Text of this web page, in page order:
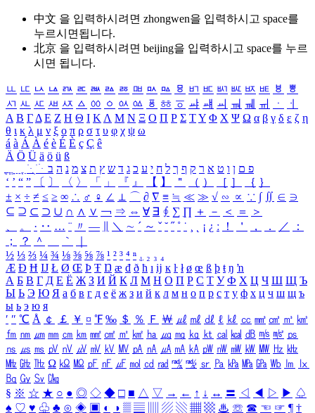
中文 을 입력하시려면 zhongwen을 입력하시고 space를
누르시면됩니다.
北京 을 입력하시려면 beijing을 입력하시고 space를 누르
시면 됩니다.
ㅥ ㅦ ㅧ ㅨ ㅩ ㅪ ㅫ ㅬ ㅭ ㅮ ㅯ ㅰ ㅱ ㅲ ㅳ ㅴ ㅵ ㅶ ㅷ ㅸ
ㅹ
ㅺ ㅻ ㅼ ㅽ ㅾ ㅿ ㆀ ㆁ ㆂ ㆃ ㆄ ㆅ ㆆ ㆇ ㆈ ㆉ ㆊ ㆋ ㆌ ㆍ
ㆎ
Α Β ΓΔ Ε Ζ Η Θ Ι ΚΛ Μ Ν Ξ Ο Π Ρ Σ ΤΥ Φ Χ Ψ Ω α β γ δ ε ζ η
θ ι κ λ μ ν ξ ο π ρ σ τ υ φ χ ψ ω
á à Á À é è É È ç Ç ê
Ä Ö Ü ä ö ü ß
ִֶֹ ֻּ ׁׂ פ ם ן ו ט א ר ק ף ך ל ח י ע כ ג ד ש ץ ת צ מ נ ה ב
‘ ’ “ ” 〔 〕 〈 〉 「 」 『 』 【 】 ＂ （ ） ［ ］ ｛ ｝
± × ÷ ≠ ≤ ≥ ∞ ∴ ♂ ♀ ∠ ⊥ ⌒ ∂ ∇ ≡ ≒ ≪ ≫ √ ∽ ∝ ∵ ∫ ∬ ∈ ∋
⊆ ⊇ ⊂ ⊃ ∪ ∩ ∧ ∨ ￢ ⇒ ⇔ ∀ ∃ ∮ ∑ ∏ ＋ － ＜ ＝
＞
、
。 · ‥ … ¨ 〃 ― ＼ ∼ ´ ～ ˇ ˘ ˝ ˚ ˙ ¸ ¡ ¿ ː ！ ＇ ， ． ／
：
；
？ ＾ ｀
½ ⅓ ⅔ ¼ ¾ ⅛ ⅜ ⅝ ⅞ ¹ ² ³ ⁴ ⁿ ₁ ₂ ₃ ₄
Æ Ð Ħ Ĳ Ł Ø Œ Þ Ŧ Ŋ æ đ ð ħ ı ĳ ĸ ŀ ł ø œ ß þ ŧ ŋ ŉ
А Б В Г Д Е Ё Ж З И Й К Л М Н О П Р С Т У Ф Х Ц Ч Ш Щ Ъ
Ы Ь Э Ю Я а б в г д е ё ж з и й к л м н о п р с т у ф х ц ч ш щ ъ
ы ь э ю я
′ ″ ℃ Å ￠ ￡ ￥ ¤ ℉ ‰ ＄ ％ Ｆ ￦ ㎕ ㎖ ㎗ ℓ ㎘ ㏄ ㎣ ㎤ ㎥ ㎦
㎙ ㎚ ㎛ ㎜ ㎝ ㎞ ㎟ ㎠ ㎡ ㎢ ㏊ ㎍ ㎎ ㎏ ㏏ ㎈ ㎉ ㏈ ㎧ ㎨ ㎰
㎱ ㎲ ㎳ ㎴ ㎵ ㎶ ㎷ ㎸ ㎹ ㎀ ㎁ ㎂ ㎃ ㎄ ㎺ ㎻ ㎽ ㎾ ㎿ ㎐ ㎑
㎒ ㎓ ㎔ Ω ㏀ ㏁ ㎊ ㎋ ㎌ ㏖ ㏅ ㎭ ㎮ ㎯ ㏛ ㎩ ㎪ ㎫ ㎬ ㏝ ㏐
㏓
㏃ ㏉ ㏜ ㏆
§ ※ ☆ ★ ○ ● ◎ ◇ ◆ □ ■ △ ▽ → ← ↑ ↓ ↔ 〓 ◁ ◀ ▷ ▶ ♤
♠ ♡ ♥ ♧ ♣ ⊙ ◈ ▣ ◐ ◑ ▒ ▤ ▨ ▧ ▦ ▩ ♨ ☏ ☎ ☜ ☞ ¶ †